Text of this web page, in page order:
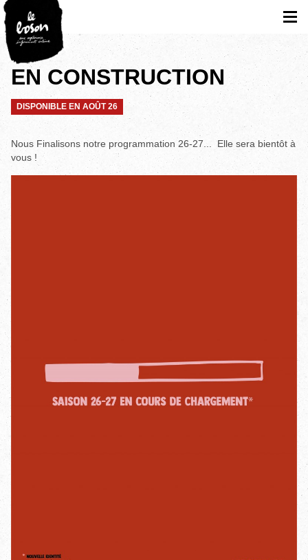
EN CONSTRUCTION
DISPONIBLE EN AOÛT 26
Nous Finalisons notre programmation 26-27... Elle sera bientôt à
vous !